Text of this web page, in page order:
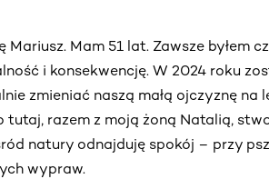
Mariusz. Mam 51 lat. Zawsze byłem
i konsekwencję. W 2024 roku
zmieniać naszą małą ojczyznę na
tutaj, razem z moją żoną Natalią,
natury odnajduję spokój – przy
wypraw.